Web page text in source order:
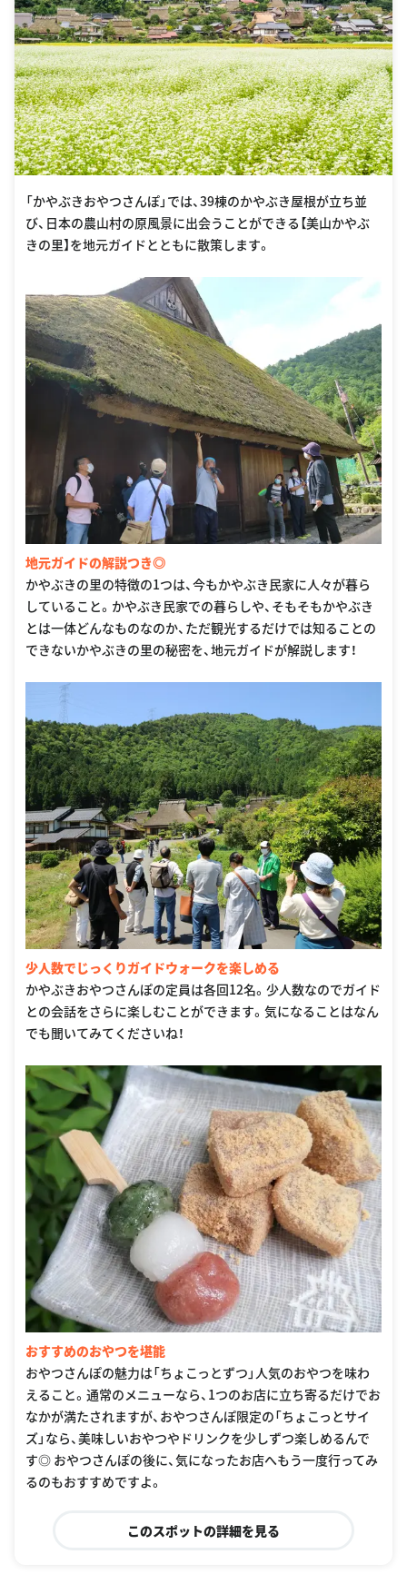
「かやぶきおやつさんぽ」では、39棟のかやぶき屋根が立ち並
び、日本の農山村の原風景に出会うことができる【美山かやぶ
きの里】を地元ガイドとともに散策します。
地元ガイドの解説つき◎
かやぶきの里の特徴の1つは、今もかやぶき民家に人々が暮ら
していること。かやぶき民家での暮らしや、そもそもかやぶき
とは一体どんなものなのか、ただ観光するだけでは知ることの
できないかやぶきの里の秘密を、地元ガイドが解説します！
少人数でじっくりガイドウォークを楽しめる
かやぶきおやつさんぽの定員は各回12名。少人数なのでガイド
との会話をさらに楽しむことができます。気になることはなん
でも聞いてみてくださいね！
おすすめのおやつを堪能
おやつさんぽの魅力は「ちょこっとずつ」人気のおやつを味わ
えること。通常のメニューなら、1つのお店に立ち寄るだけでお
なかが満たされますが、おやつさんぽ限定の「ちょこっとサイ
ズ」なら、美味しいおやつやドリンクを少しずつ楽しめるんで
す◎ おやつさんぽの後に、気になったお店へもう一度行ってみ
るのもおすすめですよ。
このスポットの詳細を見る